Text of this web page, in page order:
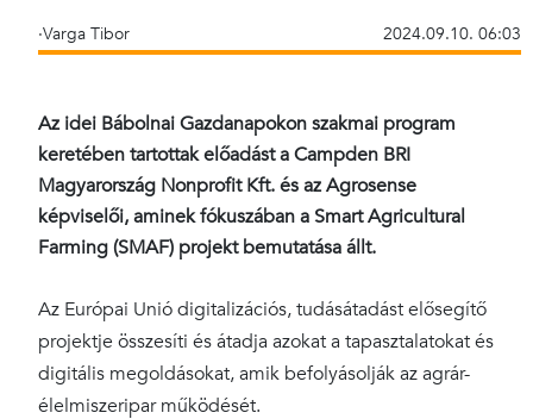
·Varga Tibor 2024.09.10. 06:03
Az idei Bábolnai Gazdanapokon szakmai program
keretében tartottak előadást a Campden BRI
Magyarország Nonprofit Kft. és az Agrosense
képviselői, aminek fókuszában a Smart Agricultural
Farming (SMAF) projekt bemutatása állt.
Az Európai Unió digitalizációs, tudásátadást elősegítő
projektje összesíti és átadja azokat a tapasztalatokat és
digitális megoldásokat, amik befolyásolják az agrár-
élelmiszeripar működését.